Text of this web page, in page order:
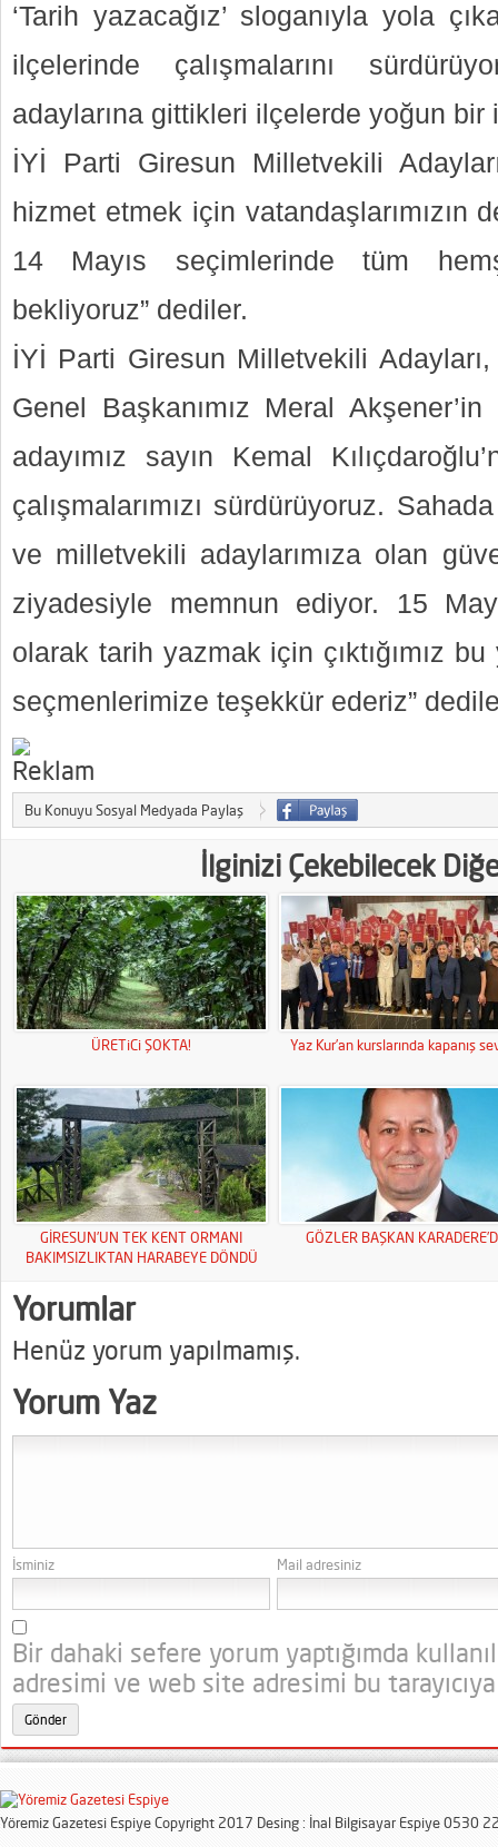
‘Tarih yazacağız’ sloganıyla yola
ilçelerinde çalışmalarını
adaylarına gittikleri ilçelerde yoğun bir
İYİ Parti Giresun Milletvekili
hizmet etmek için vatandaşlarımızın
14 Mayıs seçimlerinde tüm
bekliyoruz” dediler.
İYİ Parti Giresun Milletvekili
Genel Başkanımız Meral
adayımız sayın Kemal
çalışmalarımızı sürdürüyoruz.
ve milletvekili adaylarımıza olan
ziyadesiyle memnun ediyor. 15
olarak tarih yazmak için çıktığımız
seçmenlerimize teşekkür ederiz”
Bu Konuyu Sosyal Medyada Paylaş
İlginizi Çekebilecek
ÜRETiCi ŞOKTA! Yaz Kur’an kurslarında kapanış
GİRESUN’UN TEK KENT ORMANI
BAKIMSIZLIKTAN HARABEYE DÖNDÜ
GÖZLER BAŞKAN
Yorumlar
Henüz yorum yapılmamış.
Yorum Yaz
İsminiz Mail adresiniz
Bir dahaki sefere yorum yaptığımda
adresimi ve web site adresimi bu
Yöremiz Gazetesi Espiye Copyright 2017 Desing : İnal Bilgisayar Espiye 0530